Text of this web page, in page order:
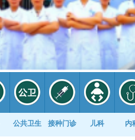
公共卫生 接种门诊 儿科 内